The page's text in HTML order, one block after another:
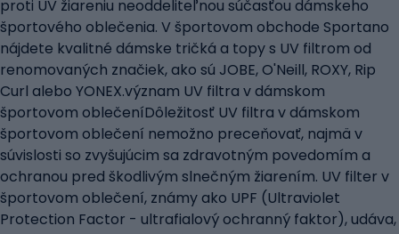
proti UV žiareniu neoddeliteľnou súčasťou dámskeho
športového oblečenia. V športovom obchode Sportano
nájdete kvalitné dámske tričká a topy s UV filtrom od
renomovaných značiek, ako sú JOBE, O'Neill, ROXY, Rip
Curl alebo YONEX.význam UV filtra v dámskom
športovom oblečeníDôležitosť UV filtra v dámskom
športovom oblečení nemožno preceňovať, najmä v
súvislosti so zvyšujúcim sa zdravotným povedomím a
ochranou pred škodlivým slnečným žiarením. UV filter v
športovom oblečení, známy ako UPF (Ultraviolet
Protection Factor - ultrafialový ochranný faktor), udáva,